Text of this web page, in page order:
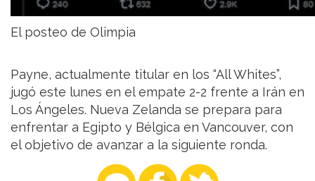
El posteo de Olimpia
Payne, actualmente titular en los “All Whites”,
jugó este lunes en el empate 2-2 frente a Irán en
Los Ángeles. Nueva Zelanda se prepara para
enfrentar a Egipto y Bélgica en Vancouver, con
el objetivo de avanzar a la siguiente ronda.